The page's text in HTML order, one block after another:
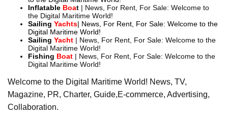
Inflatable Boat | News, For Rent, For Sale: Welcome to
the Digital Maritime World!
Sailing Yachts| News, For Rent, For Sale: Welcome to the
Digital Maritime World!
Sailing Yacht | News, For Rent, For Sale: Welcome to the
Digital Maritime World!
Fishing Boat | News, For Rent, For Sale: Welcome to the
Digital Maritime World!
Welcome to the Digital Maritime World! News, TV,
Magazine, PR, Charter, Guide,E-commerce, Advertising,
Collaboration.